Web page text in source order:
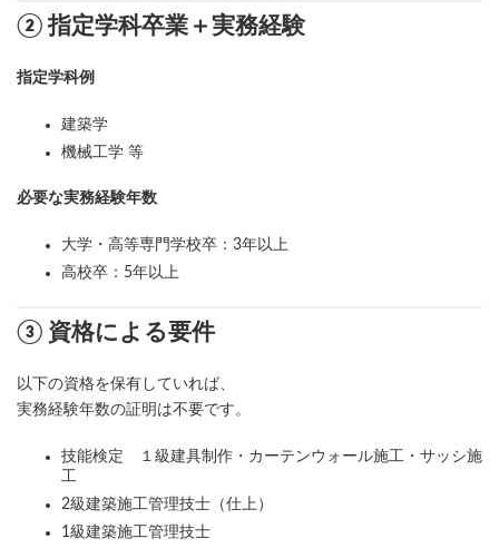
② 指定学科卒業＋実務経験
指定学科例
建築学
機械工学 等
必要な実務経験年数
大学・高等専門学校卒：3年以上
高校卒：5年以上
③ 資格による要件
以下の資格を保有していれば、
実務経験年数の証明は不要です。
技能検定 １級建具制作・カーテンウォール施工・サッシ施
工
2級建築施工管理技士（仕上）
1級建築施工管理技士